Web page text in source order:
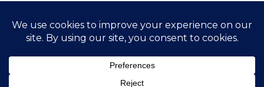
&kopio; Tekijänoikeus 2026TAAJUUSMEDIA